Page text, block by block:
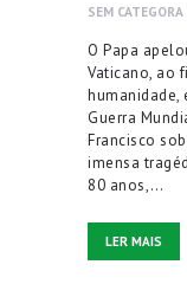
SEM CATEGORA
O Papa
Vaticano, ao
humanidade,
Guerra
Francisco
imensa
80 anos,…
LER MAIS